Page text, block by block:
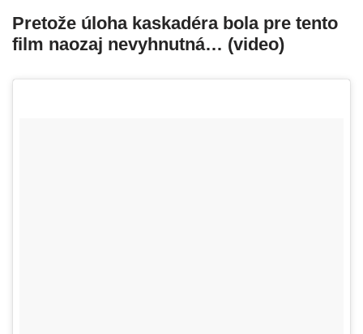
Pretože úloha kaskadéra bola pre tento
film naozaj nevyhnutná… (video)